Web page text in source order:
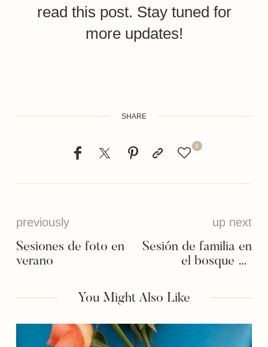
read this post. Stay tuned for
more updates!
SHARE
0
previously
Sesiones de foto en
verano
up next
Sesión de familia en
el bosque de
You Might Also Like